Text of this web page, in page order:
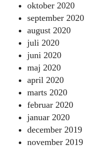
oktober 2020
september 2020
august 2020
juli 2020
juni 2020
maj 2020
april 2020
marts 2020
februar 2020
januar 2020
december 2019
november 2019